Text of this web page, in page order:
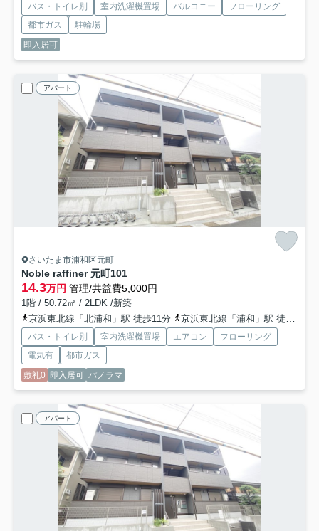
バス・トイレ別 室内洗濯機置場 バルコニー
フローリング
都市ガス
駐輪場
即入居可
アパート
さいたま市浦和区元町
Noble raffiner 元町101
14.3万円 管理/共益費5,000円
1階 / 50.72㎡ / 2LDK /新築
京浜東北線「北浦和」駅 徒歩11分
京浜東北線「浦和」駅 徒歩22分
バス・トイレ別 室内洗濯機置場 エアコン
フローリング
電気有
都市ガス
敷礼0 即入居可 パノラマ
アパート